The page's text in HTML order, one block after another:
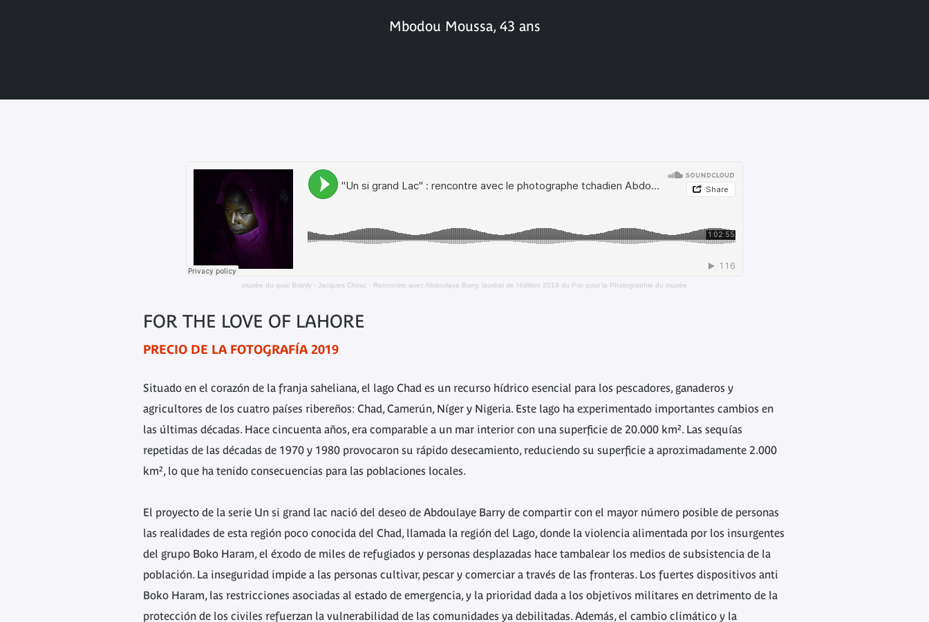
Mbodou Moussa, 43 ans
musée du quai Branly - Jacques Chirac · Rencontre avec Abdoulaye Barry, lauréat de l'édition 2019 du Prix pour la Photographie du musée
FOR THE LOVE OF LAHORE
PRECIO DE LA FOTOGRAFÍA 2019
Situado en el corazón de la franja saheliana, el lago Chad es un recurso hídrico esencial para los pescadores, ganaderos y
agricultores de los cuatro países ribereños: Chad, Camerún, Níger y Nigeria. Este lago ha experimentado importantes cambios en
las últimas décadas. Hace cincuenta años, era comparable a un mar interior con una superficie de 20.000 km². Las sequías
repetidas de las décadas de 1970 y 1980 provocaron su rápido desecamiento, reduciendo su superficie a aproximadamente 2.000
km², lo que ha tenido consecuencias para las poblaciones locales.
El proyecto de la serie Un si grand lac nació del deseo de Abdoulaye Barry de compartir con el mayor número posible de personas
las realidades de esta región poco conocida del Chad, llamada la región del Lago, donde la violencia alimentada por los insurgentes
del grupo Boko Haram, el éxodo de miles de refugiados y personas desplazadas hace tambalear los medios de subsistencia de la
población. La inseguridad impide a las personas cultivar, pescar y comerciar a través de las fronteras. Los fuertes dispositivos anti
Boko Haram, las restricciones asociadas al estado de emergencia, y la prioridad dada a los objetivos militares en detrimento de la
protección de los civiles refuerzan la vulnerabilidad de las comunidades ya debilitadas. Además, el cambio climático y la